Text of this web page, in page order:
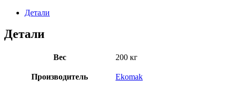
Детали
Детали
Вес 200 кг
Производитель Ekomak